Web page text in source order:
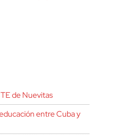
de Nuevitas
entre Cuba y